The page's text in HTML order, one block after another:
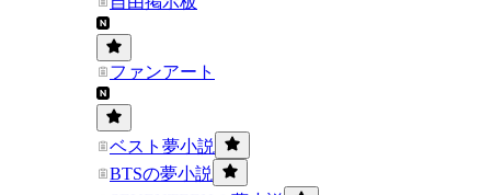
ファンアート
ベスト夢小説
BTSの夢小説